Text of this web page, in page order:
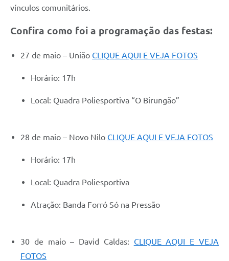
vínculos comunitários.
Confira como foi a programação das festas:
27 de maio – União CLIQUE AQUI E VEJA FOTOS
Horário: 17h
Local: Quadra Poliesportiva “O Birungão”
28 de maio – Novo Nilo CLIQUE AQUI E VEJA FOTOS
Horário: 17h
Local: Quadra Poliesportiva
Atração: Banda Forró Só na Pressão
30 de maio – David Caldas: CLIQUE AQUI E VEJA
FOTOS